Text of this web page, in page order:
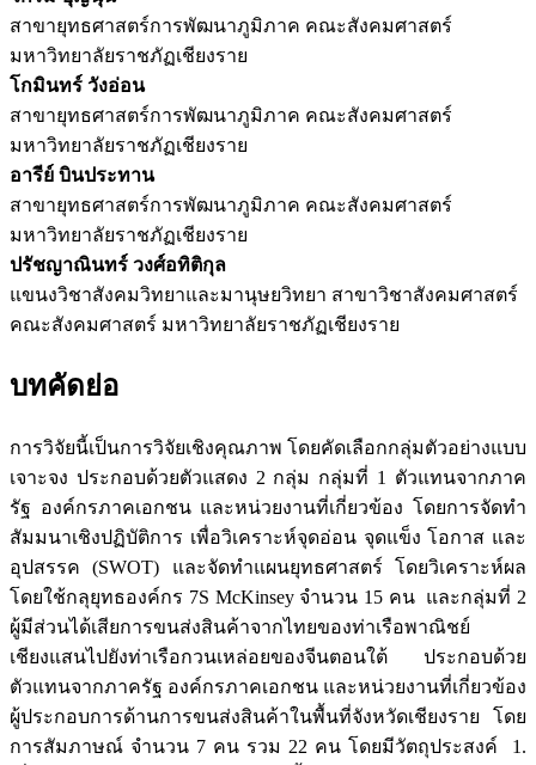
สาขายุทธศาสตร์การพัฒนาภูมิภาค คณะสังคมศาสตร์
มหาวิทยาลัยราชภัฏเชียงราย
โกมินทร์ วังอ่อน
สาขายุทธศาสตร์การพัฒนาภูมิภาค คณะสังคมศาสตร์
มหาวิทยาลัยราชภัฏเชียงราย
อารีย์ บินประทาน
สาขายุทธศาสตร์การพัฒนาภูมิภาค คณะสังคมศาสตร์
มหาวิทยาลัยราชภัฏเชียงราย
ปรัชญาณินทร์ วงศ์อทิติกุล
แขนงวิชาสังคมวิทยาและมานุษยวิทยา สาขาวิชาสังคมศาสตร์
คณะสังคมศาสตร์ มหาวิทยาลัยราชภัฏเชียงราย
บทคัดย่อ
การวิจัยนี้เป็นการวิจัยเชิงคุณภาพ โดยคัดเลือกกลุ่มตัวอย่างแบบ
เจาะจง ประกอบด้วยตัวแสดง 2 กลุ่ม กลุ่มที่ 1 ตัวแทนจากภาค
รัฐ องค์กรภาคเอกชน และหน่วยงานที่เกี่ยวข้อง โดยการจัดทำ
สัมมนาเชิงปฏิบัติการ เพื่อวิเคราะห์จุดอ่อน จุดแข็ง โอกาส และ
อุปสรรค (SWOT) และจัดทำแผนยุทธศาสตร์ โดยวิเคราะห์ผล
โดยใช้กลุยุทธองค์กร 7S McKinsey จำนวน 15 คน และกลุ่มที่ 2
ผู้มีส่วนได้เสียการขนส่งสินค้าจากไทยของท่าเรือพาณิชย์
เชียงแสนไปยังท่าเรือกวนเหล่อยของจีนตอนใต้ ประกอบด้วย
ตัวแทนจากภาครัฐ องค์กรภาคเอกชน และหน่วยงานที่เกี่ยวข้อง
ผู้ประกอบการด้านการขนส่งสินค้าในพื้นที่จังหวัดเชียงราย โดย
การสัมภาษณ์ จำนวน 7 คน รวม 22 คน โดยมีวัตถุประสงค์ 1.